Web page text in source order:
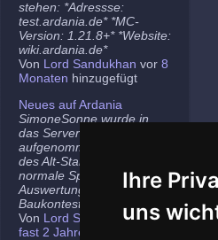
Ihre
uns
stehen: *Adressse:
test.ardania.de* *MC-
Version: 1.21.8+* *Website:
wiki.ardania.de*
Von Lord Sandukhan vor 8
Monaten hinzugefügt
Neues auf Ardania
SimoneSonne wurde in
das Server-Team
aufgenommen, Freigabe
des Alt-Stammi Ranges für
normale Spieler,
Auswertung des letzten
Baukontest.
Von Lord Sandukhanvor
fast 2 Jahren